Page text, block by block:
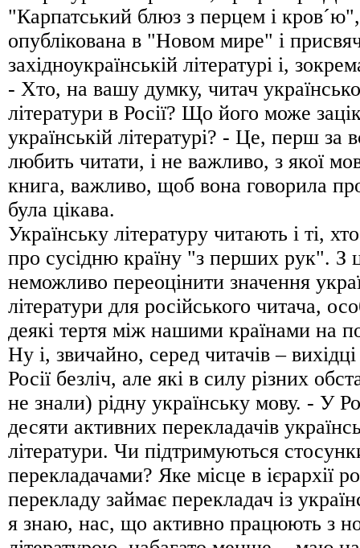
"Карпатський блюз з перцем і
опублікована в "Новом мире" і
західноукраїнській літературi і,
- Хто, на вашу думку, читач
літератури в Росії? Що його може
українській літературі? - Це, перш за
любить читати, і не важливо, з якої
книга, важливо, щоб вона говорила
була цікава.
Українську літературу читають і ті,
про сусідню країну "з перших рук". З
неможливо переоцінити значення
літератури для російського читача,
деякі тертя між нашими країнами на
Ну і, звичайно, серед читачів –
Росії безліч, але які в силу різних
не знали) рідну українську мову. - У
десяти активних перекладачів
літератури. Чи підтримуються
перекладачами? Яке місце в ієрархії
перекладу займає перекладач із
я знаю, нас, що активно працюють з